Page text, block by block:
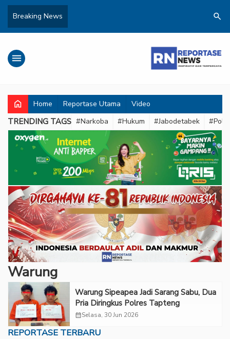
Breaking News search
menu
home Home Reportase Utama Video
TRENDING TAGS #Narkoba #Hukum #Jabodetabek
Warung
Warung Sipeapea Jadi Sarang Sabu, Dua
Pria Diringkus Polres Tapteng
calendar_monthSelasa, 30 Jun 2026
REPORTASE TERBARU